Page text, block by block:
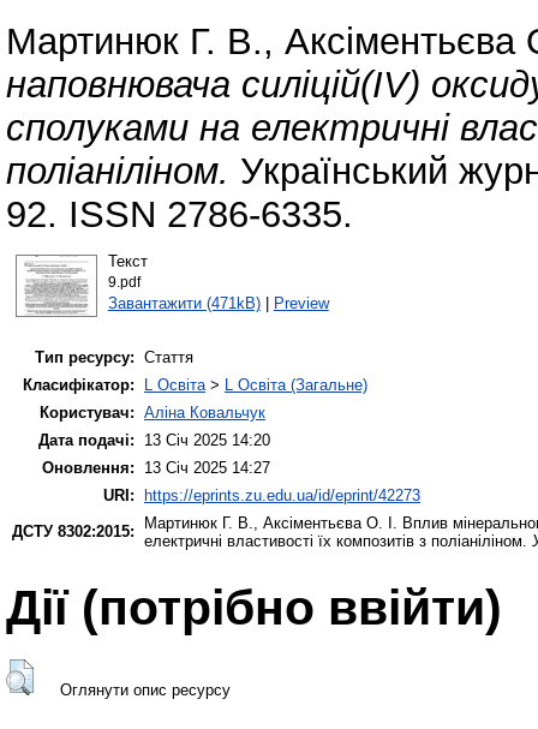
Мартинюк Г. В., Аксіментьєва
наповнювача силіцій(IV)
сполуками на електричні
поліаніліном. Український
92. ISSN 2786-6335.
Текст
9.pdf
Завантажити (471kB)| Preview
Тип ресурсу: Стаття
Класифікатор:
L Освіта> L Освіта (Загальне)
Користувач: Аліна Ковальчук
Дата подачі:
13 Січ 2025 14:20
Оновлення:
13 Січ 2025 14:27
URI:
https://eprints.zu.edu.ua/id/eprint/42273
ДСТУ 8302:2015:
Мартинюк Г. В., Аксіментьєва О. І. Вплив
електричні властивості їх композитів з поліаніліном.
Дії ​​(потрібно ввійти)
Оглянути опис ресурсу